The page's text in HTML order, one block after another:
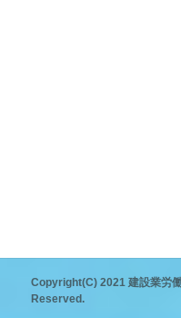
Copyright(C) 2021 建設業労
Reserved.